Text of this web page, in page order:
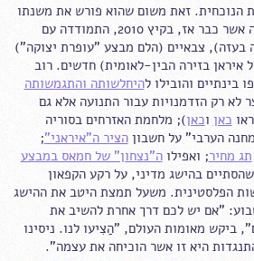
הנוכחית. זאת משום שהוא פורש את משנתו
המעודכנת של מנהיג תנועה אשר כבר אז, בקיץ 2010, התמודדה עם
בעזה), צבאיים (הלם מבצע "עופרת יצוקה")
איראן בזירה הבין-לאומית) חדשים. רוב
בינתיים והובילו להיחלשותה והתגמשותה
לא רק הזדמנויות עבור התנועה אלא גם
כאן וכאן); מלחמת האזרחים בסוריה
הערבי" על חשבוןהציר ה"איראני";
תג מחיר; ואפילוה"נצחון" של חמאס במבצע
בהישג מדיני, על רקע הקפאון
הפלסטינית. משעל תמצת היטב את ההישג
"אם יש לכם דרך אחרת להשיב את
ביקש מאומות העולם, "הַצִיעו לנו. ניסינו